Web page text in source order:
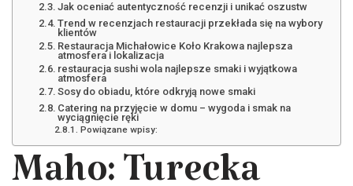
Jak oceniać autentyczność recenzji i unikać oszustw
Trend w recenzjach restauracji przekłada się na wybory
klientów
Restauracja Michałowice Koło Krakowa najlepsza
atmosfera i lokalizacja
restauracja sushi wola najlepsze smaki i wyjątkowa
atmosfera
Sosy do obiadu, które odkryją nowe smaki
Catering na przyjęcie w domu – wygoda i smak na
wyciągnięcie ręki
Powiązane wpisy: